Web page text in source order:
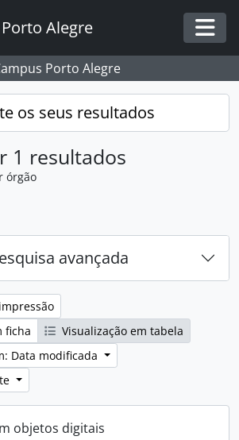
Porto Alegre
Porto Alegre
os seus resultados
1 resultados
órgão
avançada
ficha
Visualização em tabela
Data modificada
objetos digitais